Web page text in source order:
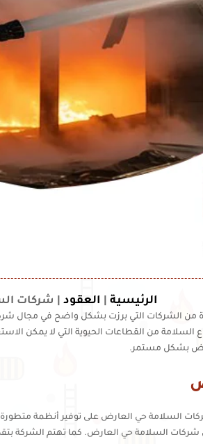
الرئيسية العقود شركات
الشركات التي برزت بشكل واضح في مجال
السلامة من القطاعات الحيوية التي لا يمكن
بشكل مستمر.
حي العارض على توفير أنظمة متطورة
شركات السلامة حي العارض. كما تهتم الشركة